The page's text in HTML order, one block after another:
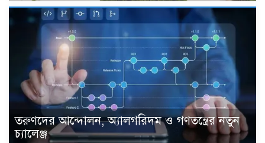
তরুণদের আন্দোলন, অ্যালগরিদম ও গণতন্ত্রের নতুন
চ্যালেঞ্জ